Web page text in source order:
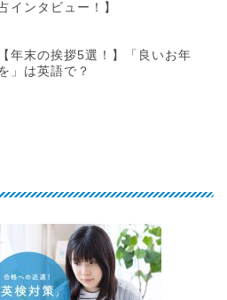
インタビュー！】
【年末の挨拶5選！】「良いお年
」は英語で？